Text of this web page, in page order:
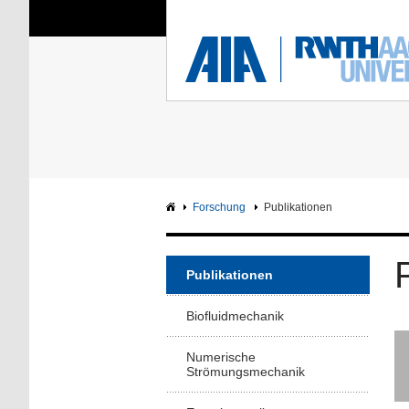
Sie sind hier: Aerodynamisches
RWTH
Forschung Publikationen
Publikationen
Biofluidmechanik
Numerische
Strömungsmechanik